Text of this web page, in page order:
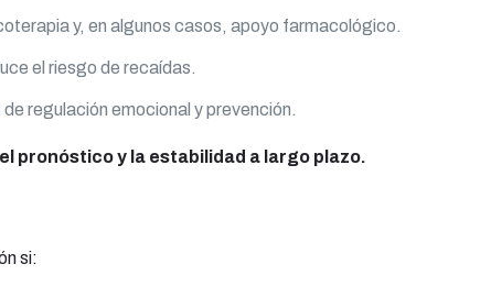
y, en algunos casos, apoyo farmacológico.
el riesgo de recaídas.
regulación emocional y prevención.
pronóstico y la estabilidad a largo plazo.
si: